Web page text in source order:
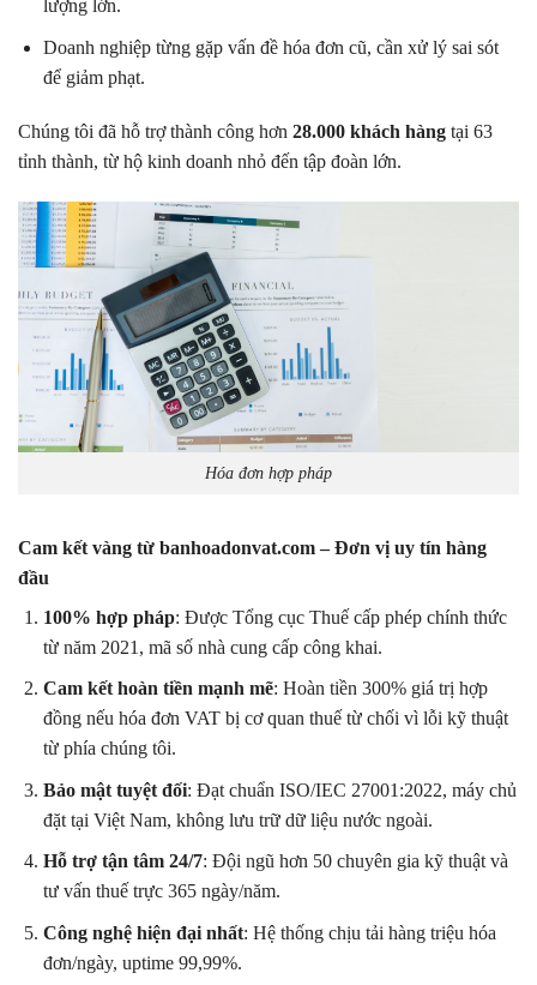
lượng lớn.
Doanh nghiệp từng gặp vấn đề hóa đơn cũ, cần xử lý sai sót
để giảm phạt.
Chúng tôi đã hỗ trợ thành công hơn 28.000 khách hàng tại 63
tỉnh thành, từ hộ kinh doanh nhỏ đến tập đoàn lớn.
Hóa đơn hợp pháp
Cam kết vàng từ banhoadonvat.com – Đơn vị uy tín hàng
đầu
100% hợp pháp: Được Tổng cục Thuế cấp phép chính thức
từ năm 2021, mã số nhà cung cấp công khai.
Cam kết hoàn tiền mạnh mẽ: Hoàn tiền 300% giá trị hợp
đồng nếu hóa đơn VAT bị cơ quan thuế từ chối vì lỗi kỹ thuật
từ phía chúng tôi.
Bảo mật tuyệt đối: Đạt chuẩn ISO/IEC 27001:2022, máy chủ
đặt tại Việt Nam, không lưu trữ dữ liệu nước ngoài.
Hỗ trợ tận tâm 24/7: Đội ngũ hơn 50 chuyên gia kỹ thuật và
tư vấn thuế trực 365 ngày/năm.
Công nghệ hiện đại nhất: Hệ thống chịu tải hàng triệu hóa
đơn/ngày, uptime 99,99%.